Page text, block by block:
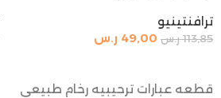
ترافنتينيو
113,85 ر.س 49,00 ر.س
قطعه عبارات ترحيبيه رخام طبيعي